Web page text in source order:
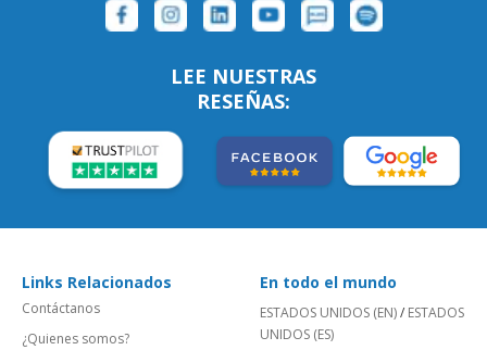
LEE NUESTRAS
RESEÑAS:
Links Relacionados
Contáctanos
¿Quienes somos?
En todo el mundo
ESTADOS UNIDOS (EN)/ ESTADOS
UNIDOS (ES)